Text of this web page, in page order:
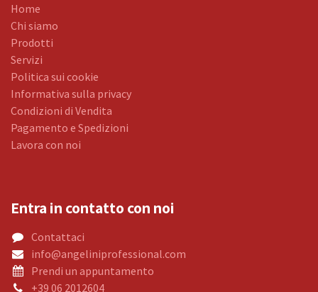
Home
Chi siamo
Prodotti
Servizi
Politica sui cookie
Informativa sulla privacy
Condizioni di Vendita
Pagamento e Spedizioni
Lavora con noi
Entra in contatto con noi
Contattaci
info@angeliniprofessional.com
Prendi un appuntamento
+39 06 2012604